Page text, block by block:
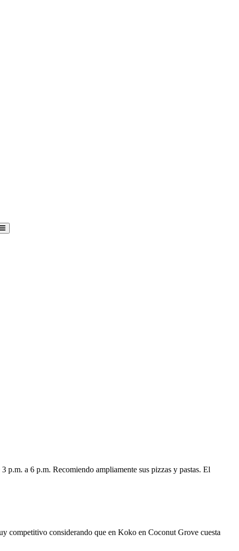
p.m. a 6 p.m. Recomiendo ampliamente sus pizzas y pastas. El
competitivo considerando que en Koko en Coconut Grove cuesta